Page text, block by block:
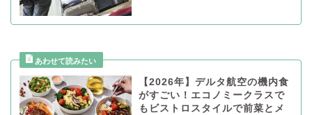
【2026年】デルタ航空の機内食
がすごい！エコノミークラスで
もビストロスタイルで前菜とメ